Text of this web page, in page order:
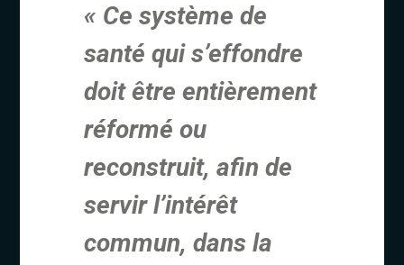
« Ce système de
santé qui s’effondre
doit être entièrement
réformé ou
reconstruit, afin de
servir l’intérêt
commun, dans la